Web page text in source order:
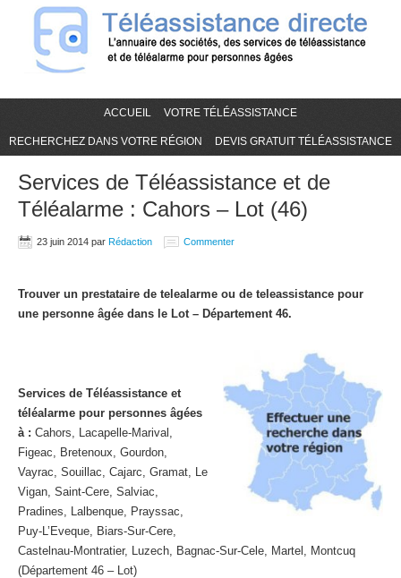
ACCUEIL VOTRE TÉLÉASSISTANCE
RECHERCHEZ DANS VOTRE RÉGION DEVIS GRATUIT TÉLÉASSISTANCE
Services de Téléassistance et de
Téléalarme : Cahors – Lot (46)
23 juin 2014 par Rédaction Commenter
Trouver un prestataire de telealarme ou de teleassistance pour
une personne âgée dans le Lot – Département 46.
Services de Téléassistance et
téléalarme pour personnes âgées
à : Cahors, Lacapelle-Marival,
Figeac, Bretenoux, Gourdon,
Vayrac, Souillac, Cajarc, Gramat, Le
Vigan, Saint-Cere, Salviac,
Pradines, Lalbenque, Prayssac,
Puy-L’Eveque, Biars-Sur-Cere,
Castelnau-Montratier, Luzech, Bagnac-Sur-Cele, Martel, Montcuq
(Département 46 – Lot)